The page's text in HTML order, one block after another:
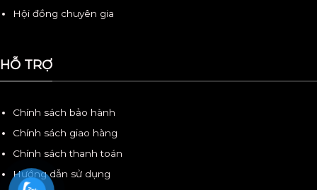
Hội đồng chuyên gia
HỖ TRỢ
Chính sách bảo hành
Chính sách giao hàng
Chính sách thanh toán
Hướng dẫn sử dụng